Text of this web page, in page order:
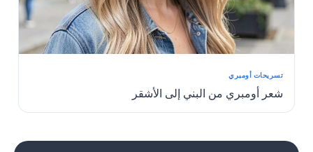
تسريحات أومبري
شعر أومبري من البني إلى الأشقر